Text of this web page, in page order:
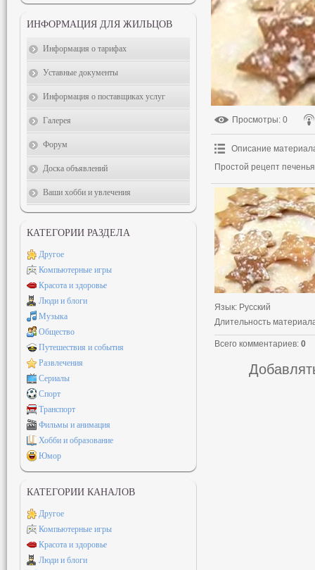
Просмотры: 0
Описание
Простой рецепт
Язык: Русский
Длительность
Всего комментариев: 0
ИНФОРМАЦИЯ ДЛЯ ЖИЛЬЦОВ
Информация о тарифах
Уставные документы
Информация о поставщиках услуг
Галерея
Форум
Доска объявлений
Ваши хобби и увлечения
КАТЕГОРИИ РАЗДЕЛА
Другое
Компьютерные игры
Красота и здоровье
Люди и блоги
Музыка
Общество
Путешествия и события
Развлечения
Сериалы
Спорт
Транспорт
Фильмы и анимация
Хобби и образование
Юмор
КАТЕГОРИИ КАНАЛОВ
Другое
Компьютерные игры
Красота и здоровье
Люди и блоги